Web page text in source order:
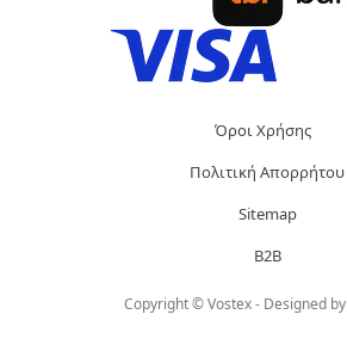
Όροι Χρήσης
Πολιτική Απορρήτου
Sitemap
B2B
Copyright © Vostex - Designed by